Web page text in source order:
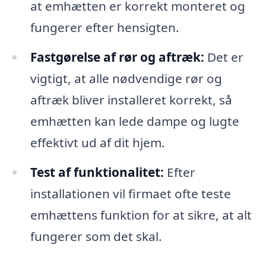
at emhætten er korrekt monteret og
fungerer efter hensigten.
Fastgørelse af rør og aftræk: Det er
vigtigt, at alle nødvendige rør og
aftræk bliver installeret korrekt, så
emhætten kan lede dampe og lugte
effektivt ud af dit hjem.
Test af funktionalitet: Efter
installationen vil firmaet ofte teste
emhættens funktion for at sikre, at alt
fungerer som det skal.